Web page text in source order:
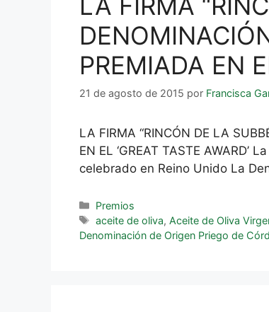
LA FIRMA
PREMIADA EN
21 de agosto de 2015 por Francisca
LA FIRMA “RINCÓN DE LA
EN EL ‘GREAT TASTE
celebrado en Reino Unido La
Premios
aceite de oliva,Aceite de Oliva
Denominación de Origen Priego de